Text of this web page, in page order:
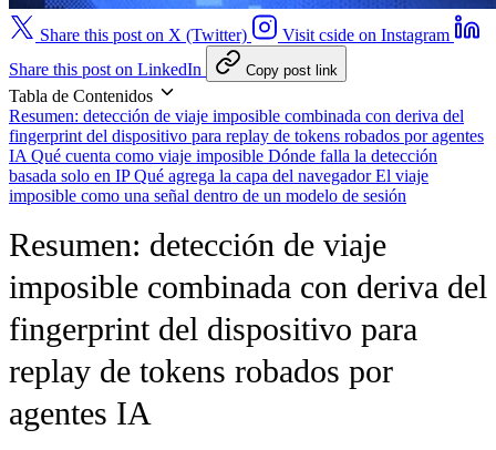
Share this post on X (Twitter)
Visit cside on Instagram
Share this post on LinkedIn
Copy post link
Tabla de Contenidos
Resumen: detección de viaje imposible combinada con deriva del
fingerprint del dispositivo para replay de tokens robados por agentes
IA Qué cuenta como viaje imposible Dónde falla la detección
basada solo en IPQué agrega la capa del navegadorEl viaje
imposible como una señal dentro de un modelo de sesión
Resumen: detección de viaje
imposible combinada con deriva del
fingerprint del dispositivo para
replay de tokens robados por
agentes IA